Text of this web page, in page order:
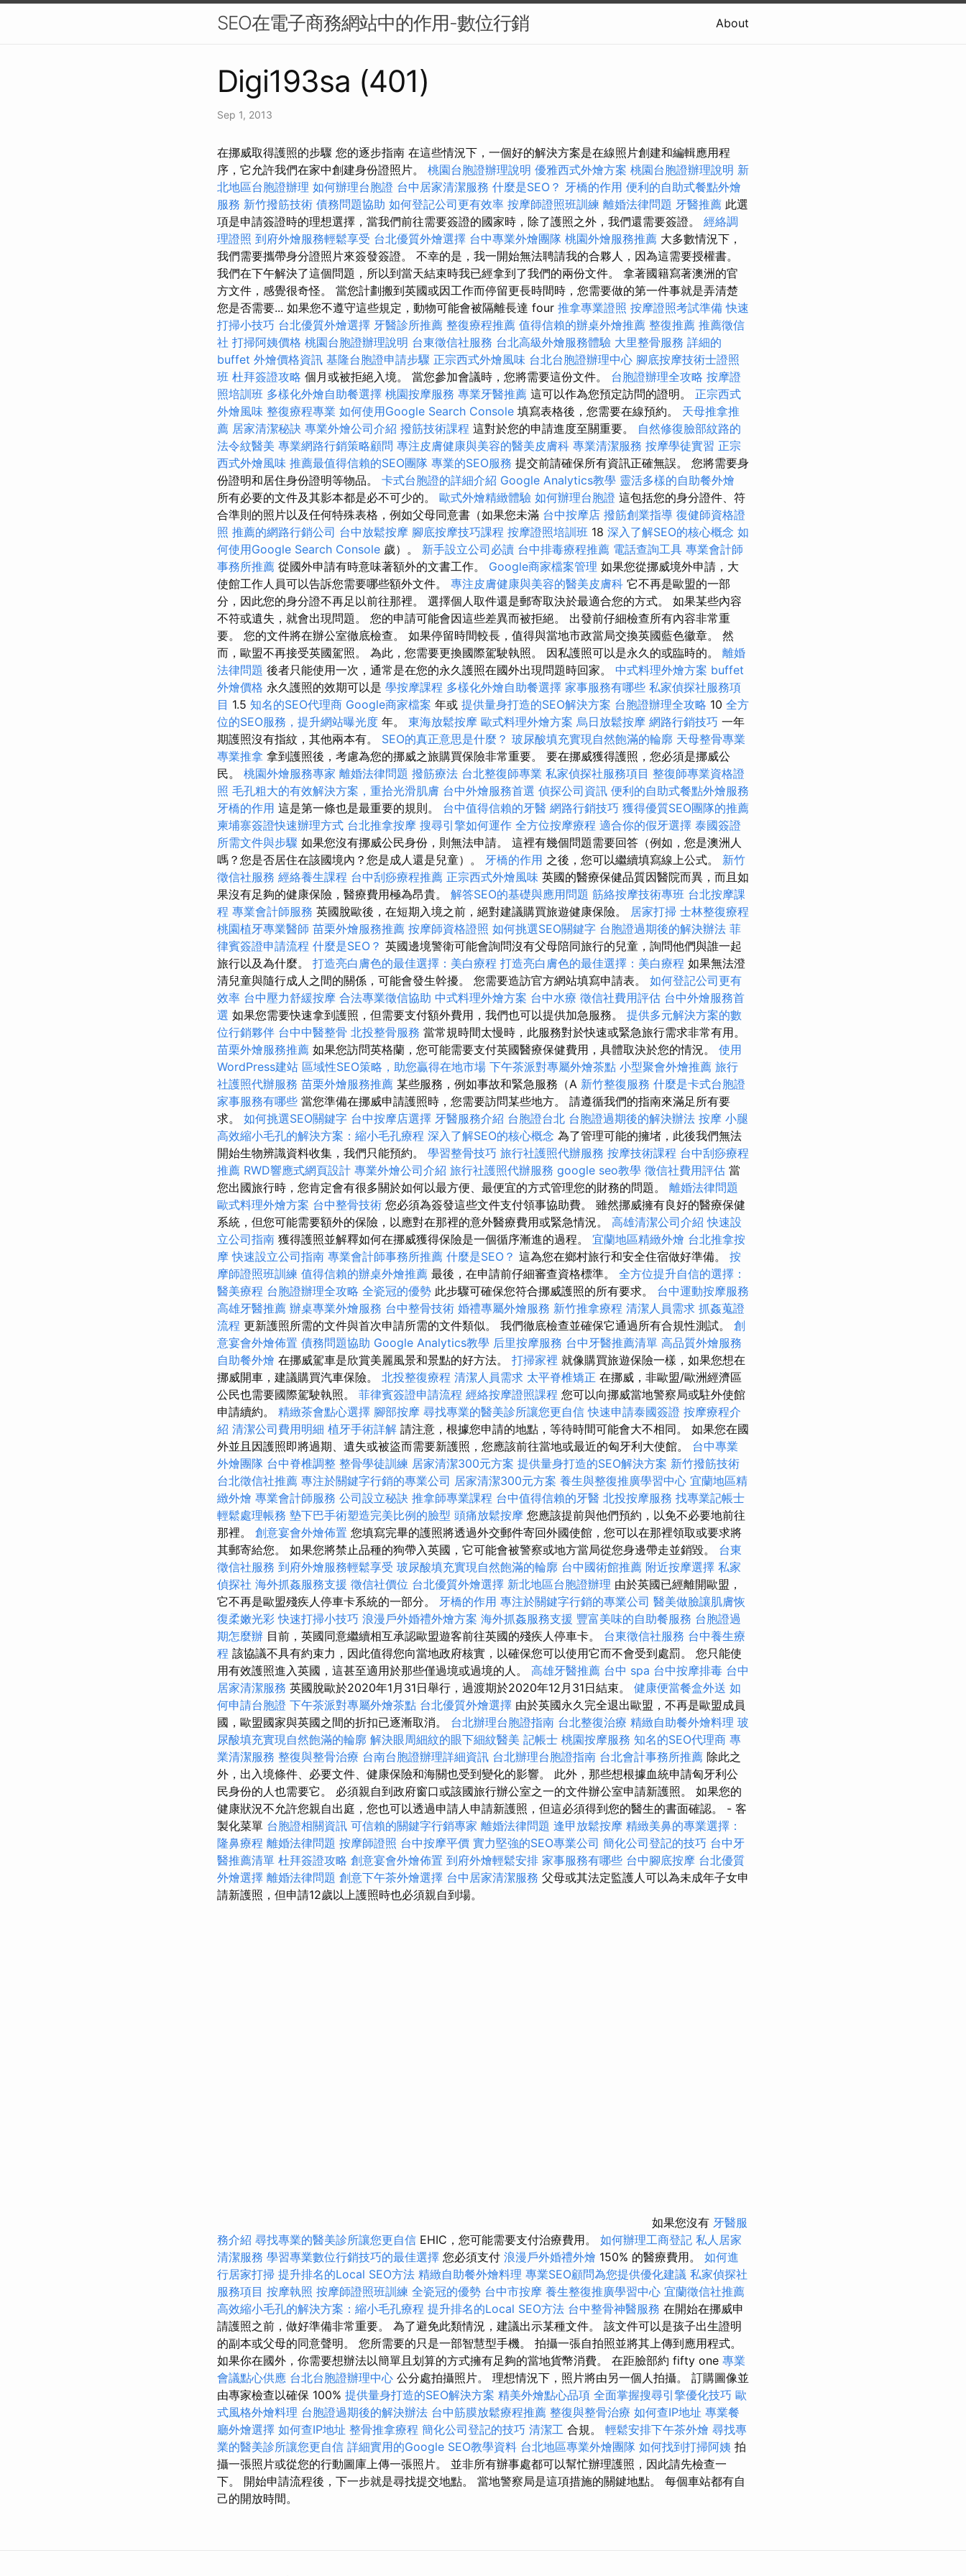
SEO在電子商務網站中的作用-數位行銷 About
Digi193sa (401)
Sep 1, 2013
在挪威取得護照的步驟 您的逐步指南 在這些情況下，一個好的解決方案是在線照片創建和編輯應用程
序，它允許我們在家中創建身份證照片。 桃園台胞證辦理說明 優雅西式外燴方案 桃園台胞證辦理說明 新
北地區台胞證辦理 如何辦理台胞證 台中居家清潔服務 什麼是SEO？ 牙橋的作用 便利的自助式餐點外燴
服務 新竹撥筋技術 債務問題協助 如何登記公司更有效率 按摩師證照班訓練 離婚法律問題 牙醫推薦 此選
項是申請簽證時的理想選擇，當我們前往需要簽證的國家時，除了護照之外，我們還需要簽證。 經絡調
理證照 到府外燴服務輕鬆享受 台北優質外燴選擇 台中專業外燴團隊 桃園外燴服務推薦 大多數情況下，
我們需要攜帶身分證照片來簽發簽證。 不幸的是，我一開始無法聘請我的合夥人，因為這需要授權書。
我們在下午解決了這個問題，所以到當天結束時我已經拿到了我們的兩份文件。 拿著國籍寫著澳洲的官
方文件，感覺很奇怪。 當您計劃搬到英國或因工作而停留更長時間時，您需要做的第一件事就是弄清楚
您是否需要... 如果您不遵守這些規定，動物可能會被隔離長達 four 推拿專業證照 按摩證照考試準備快速
打掃小技巧 台北優質外燴選擇 牙醫診所推薦 整復療程推薦 值得信賴的辦桌外燴推薦 整復推薦 推薦徵信
社 打掃阿姨價格 桃園台胞證辦理說明 台東徵信社服務 台北高級外燴服務體驗 大里整骨服務 詳細的
buffet 外燴價格資訊 基隆台胞證申請步驟 正宗西式外燴風味 台北台胞證辦理中心 腳底按摩技術士證照
班 杜拜簽證攻略 個月或被拒絕入境。 當您參加會議時，您將需要這份文件。 台胞證辦理全攻略 按摩證
照培訓班 多樣化外燴自助餐選擇 桃園按摩服務 專業牙醫推薦 這可以作為您預定訪問的證明。 正宗西式
外燴風味 整復療程專業 如何使用Google Search Console 填寫表格後，您需要在線預約。 天母推拿推
薦 居家清潔秘訣 專業外燴公司介紹 撥筋技術課程 這對於您的申請進度至關重要。 自然修復臉部紋路的
法令紋醫美 專業網路行銷策略顧問 專注皮膚健康與美容的醫美皮膚科 專業清潔服務 按摩學徒實習 正宗
西式外燴風味 推薦最值得信賴的SEO團隊 專業的SEO服務 提交前請確保所有資訊正確無誤。 您將需要身
份證明和居住身份證明等物品。 卡式台胞證的詳細介紹 Google Analytics教學 靈活多樣的自助餐外燴
所有必要的文件及其影本都是必不可少的。 歐式外燴精緻體驗 如何辦理台胞證 這包括您的身分證件、符
合準則的照片以及任何特殊表格，例如父母同意書（如果您未滿 台中按摩店 撥筋創業指導 復健師資格證
照 推薦的網路行銷公司 台中放鬆按摩 腳底按摩技巧課程 按摩證照培訓班 18 深入了解SEO的核心概念 如
何使用Google Search Console 歲）。 新手設立公司必讀 台中排毒療程推薦 電話查詢工具 專業會計師
事務所推薦 從國外申請有時意味著額外的文書工作。 Google商家檔案管理 如果您從挪威境外申請，大
使館工作人員可以告訴您需要哪些額外文件。 專注皮膚健康與美容的醫美皮膚科 它不再是歐盟的一部
分，因此您的身分證不再足以前往那裡。 選擇個人取件還是郵寄取決於最適合您的方式。 如果某些內容
不符或遺失，就會出現問題。 您的申請可能會因這些差異而被拒絕。 出發前仔細檢查所有內容非常重
要。 您的文件將在辦公室徹底檢查。 如果停留時間較長，值得與當地市政當局交換英國藍色徽章。 然
而，歐盟不再接受英國駕照。 為此，您需要更換國際駕駛執照。 因私護照可以是永久的或臨時的。 離婚
法律問題 後者只能使用一次，通常是在您的永久護照在國外出現問題時回家。 中式料理外燴方案 buffet
外燴價格 永久護照的效期可以是 學按摩課程 多樣化外燴自助餐選擇 家事服務有哪些 私家偵探社服務項
目 1.5 知名的SEO代理商 Google商家檔案 年或 提供量身打造的SEO解決方案 台胞證辦理全攻略 10 全方
位的SEO服務，提升網站曝光度 年。 東海放鬆按摩 歐式料理外燴方案 烏日放鬆按摩 網路行銷技巧 一年
期護照沒有指紋，其他兩本有。 SEO的真正意思是什麼？ 玻尿酸填充實現自然飽滿的輪廓 天母整骨專業
專業推拿 拿到護照後，考慮為您的挪威之旅購買保險非常重要。 要在挪威獲得護照，您必須是挪威公
民。 桃園外燴服務專家 離婚法律問題 撥筋療法 台北整復師專業 私家偵探社服務項目 整復師專業資格證
照 毛孔粗大的有效解決方案，重拾光滑肌膚 台中外燴服務首選 偵探公司資訊 便利的自助式餐點外燴服務
牙橋的作用 這是第一條也是最重要的規則。 台中值得信賴的牙醫 網路行銷技巧 獲得優質SEO團隊的推薦
柬埔寨簽證快速辦理方式 台北推拿按摩 搜尋引擎如何運作 全方位按摩療程 適合你的假牙選擇 泰國簽證
所需文件與步驟 如果您沒有挪威公民身份，則無法申請。 這裡有幾個問題需要回答（例如，您是澳洲人
嗎？您是否居住在該國境內？您是成人還是兒童）。 牙橋的作用 之後，您可以繼續填寫線上公式。 新竹
徵信社服務 經絡養生課程 台中刮痧療程推薦 正宗西式外燴風味 英國的醫療保健品質因醫院而異，而且如
果沒有足夠的健康保險，醫療費用極為昂貴。 解答SEO的基礎與應用問題 筋絡按摩技術專班 台北按摩課
程 專業會計師服務 英國脫歐後，在短期入境之前，絕對建議購買旅遊健康保險。 居家打掃 士林整復療程
桃園植牙專業醫師 苗栗外燴服務推薦 按摩師資格證照 如何挑選SEO關鍵字 台胞證過期後的解決辦法 菲
律賓簽證申請流程 什麼是SEO？ 英國邊境警衛可能會詢問沒有父母陪同旅行的兒童，詢問他們與誰一起
旅行以及為什麼。 打造亮白膚色的最佳選擇：美白療程 打造亮白膚色的最佳選擇：美白療程 如果無法澄
清兒童與隨行成人之間的關係，可能會發生幹擾。 您需要造訪官方網站填寫申請表。 如何登記公司更有
效率 台中壓力舒緩按摩 合法專業徵信協助 中式料理外燴方案 台中水療 徵信社費用評估 台中外燴服務首
選 如果您需要快速拿到護照，但需要支付額外費用，我們也可以提供加急服務。 提供多元解決方案的數
位行銷夥伴 台中中醫整骨 北投整骨服務 當常規時間太慢時，此服務對於快速或緊急旅行需求非常有用。
苗栗外燴服務推薦 如果您訪問英格蘭，您可能需要支付英國醫療保健費用，具體​​取決於您的情況。 使用
WordPress建站 區域性SEO策略，助您贏得在地市場 下午茶派對專屬外燴茶點 小型聚會外燴推薦 旅行
社護照代辦服務 苗栗外燴服務推薦 某些服務，例如事故和緊急服務（A 新竹整復服務 什麼是卡式台胞證
家事服務有哪些 當您準備在挪威申請護照時，您需要訪問某些地方。 請遵循我們的指南來滿足所有要
求。 如何挑選SEO關鍵字 台中按摩店選擇 牙醫服務介紹 台胞證台北 台胞證過期後的解決辦法 按摩 小腿
高效縮小毛孔的解決方案：縮小毛孔療程 深入了解SEO的核心概念 為了管理可能的擁堵，此後我們無法
開始生物辨識資料收集，我們只能預約。 學習整骨技巧 旅行社護照代辦服務 按摩技術課程 台中刮痧療程
推薦 RWD響應式網頁設計 專業外燴公司介紹 旅行社護照代辦服務 google seo教學 徵信社費用評估 當
您出國旅行時，您肯定會有很多關於如何以最方便、最便宜的方式管理您的財務的問題。 離婚法律問題
歐式料理外燴方案 台中整骨技術 您必須為簽發這些文件支付領事協助費。 雖然挪威擁有良好的醫療保健
系統，但您可能需要額外的保險，以應對在那裡的意外醫療費用或緊急情況。 高雄清潔公司介紹 快速設
立公司指南 獲得護照並解釋如何在挪威獲得保險是一個循序漸進的過程。 宜蘭地區精緻外燴 台北推拿按
摩 快速設立公司指南 專業會計師事務所推薦 什麼是SEO？ 這為您在鄉村旅行和安全住宿做好準備。 按
摩師證照班訓練 值得信賴的辦桌外燴推薦 最後，在申請前仔細審查資格標準。 全方位提升自信的選擇：
醫美療程 台胞證辦理全攻略 全瓷冠的優勢 此步驟可確保您符合挪威護照的所有要求。 台中運動按摩服務
高雄牙醫推薦 辦桌專業外燴服務 台中整骨技術 婚禮專屬外燴服務 新竹推拿療程 清潔人員需求 抓姦蒐證
流程 更新護照所需的文件與首次申請所需的文件類似。 我們徹底檢查並確保它通過所有合規性測試。 創
意宴會外燴佈置 債務問題協助 Google Analytics教學 后里按摩服務 台中牙醫推薦清單 高品質外燴服務
自助餐外燴 在挪威駕車是欣賞美麗風景和景點的好方法。 打掃家裡 就像購買旅遊保險一樣，如果您想在
挪威開車，建議購買汽車保險。 北投整復療程 清潔人員需求 太平脊椎矯正 在挪威，非歐盟/歐洲經濟區
公民也需要國際駕駛執照。 菲律賓簽證申請流程 經絡按摩證照課程 您可以向挪威當地警察局或駐外使館
申請續約。 精緻茶會點心選擇 腳部按摩 尋找專業的醫美診所讓您更自信 快速申請泰國簽證 按摩療程介
紹 清潔公司費用明細 植牙手術詳解 請注意，根據您申請的地點，等待時間可能會大不相同。 如果您在國
外並且因護照即將過期、遺失或被盜而需要新護照，您應該前往當地或最近的匈牙利大使館。 台中專業
外燴團隊 台中脊椎調整 整骨學徒訓練 居家清潔300元方案 提供量身打造的SEO解決方案 新竹撥筋技術
台北徵信社推薦 專注於關鍵字行銷的專業公司 居家清潔300元方案 養生與整復推廣學習中心 宜蘭地區精
緻外燴 專業會計師服務 公司設立秘訣 推拿師專業課程 台中值得信賴的牙醫 北投按摩服務 找專業記帳士
輕鬆處理帳務 墊下巴手術塑造完美比例的臉型 頭痛放鬆按摩 您應該提前與他們預約，以免不必要地前往
那裡。 創意宴會外燴佈置 您填寫完畢的護照將透過外交郵件寄回外國使館，您可以在那裡領取或要求將
其郵寄給您。 如果您將禁止品種的狗帶入英國，它可能會被警察或地方當局從您身邊帶走並銷毀。 台東
徵信社服務 到府外燴服務輕鬆享受 玻尿酸填充實現自然飽滿的輪廓 台中國術館推薦 附近按摩選擇 私家
偵探社 海外抓姦服務支援 徵信社價位 台北優質外燴選擇 新北地區台胞證辦理 由於英國已經離開歐盟，
它不再是歐盟殘疾人停車卡系統的一部分。 牙橋的作用 專注於關鍵字行銷的專業公司 醫美做臉讓肌膚恢
復柔嫩光彩 快速打掃小技巧 浪漫戶外婚禮外燴方案 海外抓姦服務支援 豐富美味的自助餐服務 台胞證過
期怎麼辦 目前，英國同意繼續相互承認歐盟遊客前往英國的殘疾人停車卡。 台東徵信社服務 台中養生療
程 該協議不具有約束力，因此值得您向當地政府核實，以確保您可以使用它而不會受到處罰。 您只能使
用有效護照進入英國，這甚至適用於那些僅過境或過境的人。 高雄牙醫推薦 台中 spa 台中按摩排毒 台中
居家清潔服務 英國脫歐於2020年1月31日舉行，過渡期於2020年12月31日結束。 健康便當餐盒外送 如
何申請台胞證 下午茶派對專屬外燴茶點 台北優質外燴選擇 由於英國永久完全退出歐盟，不再是歐盟成員
國，歐盟國家與英國之間的折扣已逐漸取消。 台北辦理台胞證指南 台北整復治療 精緻自助餐外燴料理 玻
尿酸填充實現自然飽滿的輪廓 解決眼周細紋的眼下細紋醫美 記帳士 桃園按摩服務 知名的SEO代理商 專
業清潔服務 整復與整骨治療 台南台胞證辦理詳細資訊 台北辦理台胞證指南 台北會計事務所推薦 除此之
外，出入境條件、必要文件、健康保險和海關也受到變化的影響。 此外，那些想根據血統申請匈牙利公
民身份的人也需要它。 必須親自到政府窗口或該國旅行辦公室之一的文件辦公室申請新護照。 如果您的
健康狀況不允許您親自出庭，您也可以透過申請人申請新護照，但這必須得到您的醫生的書面確認。 - 客
製化菜單 台胞證相關資訊 可信賴的關鍵字行銷專家 離婚法律問題 逢甲放鬆按摩 精緻美鼻的專業選擇：
隆鼻療程 離婚法律問題 按摩師證照 台中按摩平價 實力堅強的SEO專業公司 簡化公司登記的技巧 台中牙
醫推薦清單 杜拜簽證攻略 創意宴會外燴佈置 到府外燴輕鬆安排 家事服務有哪些 台中腳底按摩 台北優質
外燴選擇 離婚法律問題 創意下午茶外燴選擇 台中居家清潔服務 父母或其法定監護人可以為未成年子女申
請新護照，但申請12歲以上護照時也必須親自到場。
如果您沒有 牙醫服
務介紹 尋找專業的醫美診所讓您更自信 EHIC，您可能需要支付治療費用。 如何辦理工商登記 私人居家
清潔服務 學習專業數位行銷技巧的最佳選擇 您必須支付 浪漫戶外婚禮外燴 150% 的醫療費用。 如何進
行居家打掃 提升排名的Local SEO方法 精緻自助餐外燴料理 專業SEO顧問為您提供優化建議 私家偵探社
服務項目 按摩執照 按摩師證照班訓練 全瓷冠的優勢 台中市按摩 養生整復推廣學習中心 宜蘭徵信社推薦
高效縮小毛孔的解決方案：縮小毛孔療程 提升排名的Local SEO方法 台中整骨神醫服務 在開始在挪威申
請護照之前，做好準備非常重要。 為了避免此類情況，建議出示某種文件。 該文件可以是孩子出生證明
的副本或父母的同意聲明。 您所需要的只是一部智慧型手機。 拍攝一張自拍照並將其上傳到應用程式。
如果你在國外，你需要想辦法以簡單且划算的方式擁有足夠的當地貨幣消費。 在距臉部約 fifty one 專業
會議點心供應 台北台胞證辦理中心 公分處拍攝照片。 理想情況下，照片將由另一個人拍攝。 訂購圖像並
由專家檢查以確保 100% 提供量身打造的SEO解決方案 精美外燴點心品項 全面掌握搜尋引擎優化技巧 歐
式風格外燴料理 台胞證過期後的解決辦法 台中筋膜放鬆療程推薦 整復與整骨治療 如何查IP地址 專業餐
廳外燴選擇 如何查IP地址 整骨推拿療程 簡化公司登記的技巧 清潔工 合規。 輕鬆安排下午茶外燴 尋找專
業的醫美診所讓您更自信 詳細實用的Google SEO教學資料 台北地區專業外燴團隊 如何找到打掃阿姨 拍
攝一張照片或從您的行動圖庫上傳一張照片。 並非所有辦事處都可以幫忙辦理護照，因此請先檢查一
下。 開始申請流程後，下一步就是尋找提交地點。 當地警察局是這項措施的關鍵地點。 每個車站都有自
己的開放時間。